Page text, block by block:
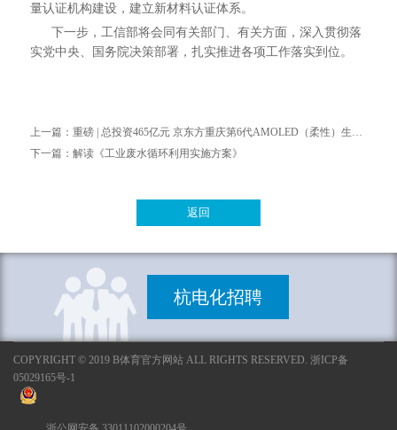
量认证机构建设，建立新材料认证体系。
下一步，工信部将会同有关部门、有关方面，深入贯彻落
实党中央、国务院决策部署，扎实推进各项工作落实到位。
上一篇：
重磅 | 总投资465亿元 京东方重庆第6代AMOLED（柔性）生产线正式量产
下一篇： 解读《工业废水循环利用实施方案》
返回
杭电化招聘
COPYRIGHT © 2019 B体育官方网站 ALL RIGHTS RESERVED. 浙ICP备
05029165号-1